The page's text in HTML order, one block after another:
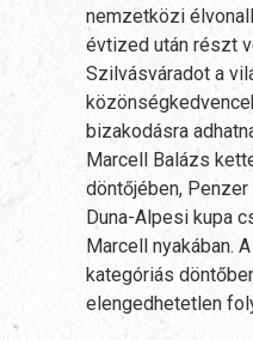
nemzetközi
évtized után részt
Szilvásváradot a
bizakodásra
Marcell Balázs
döntőjében,
Duna-Alpesi kupa
Marcell nyakában.
kategóriás
elengedhetetlen